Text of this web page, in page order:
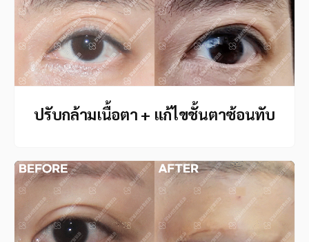
ปรับกล้ามเนื้อตา + แก้ไขชั้นตาซ้อนทับ